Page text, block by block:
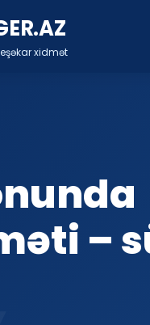
xidmət
–